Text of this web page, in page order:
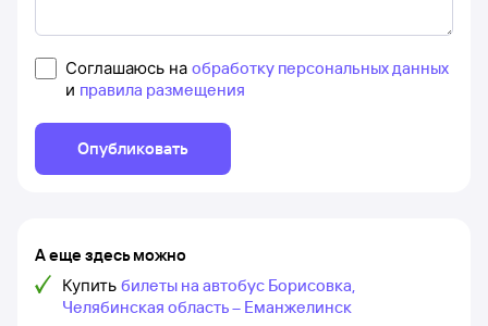
Соглашаюсь на обработку персональных данных
и правила размещения
Опубликовать
А еще здесь можно
Купить билеты на автобус Борисовка,
Челябинская область – Еманжелинск